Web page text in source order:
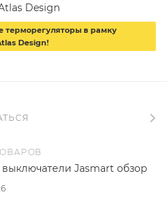
Design
терморегуляторы в рамку
Design!
выключатели Jasmart обзор